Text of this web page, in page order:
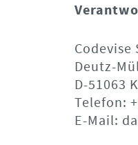
Codevise
Deutz-
D-51063
Telefon:
E-Mail: